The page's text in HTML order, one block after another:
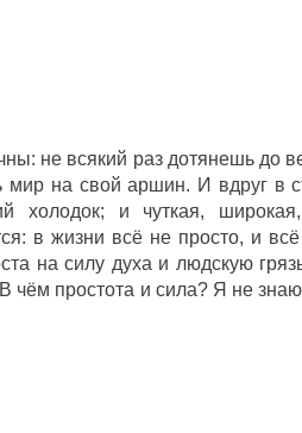
не всякий раз дотянешь до
мир на свой аршин. И вдруг в
холодок; и чуткая,
в жизни всё не просто, и
на силу духа и людскую
чём простота и сила? Я не